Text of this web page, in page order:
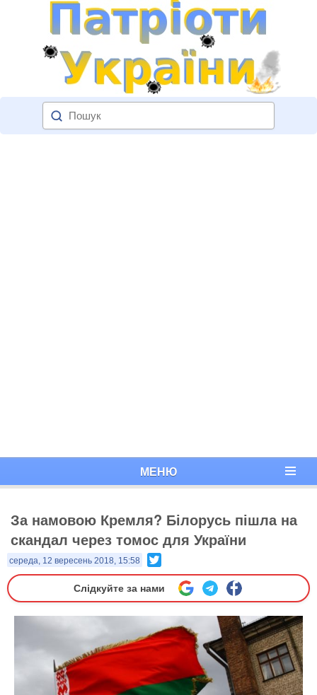
МЕНЮ
За намовою Кремля? Білорусь пішла на
скандал через томос для України
середа, 12 вересень 2018, 15:58
Слідкуйте за нами